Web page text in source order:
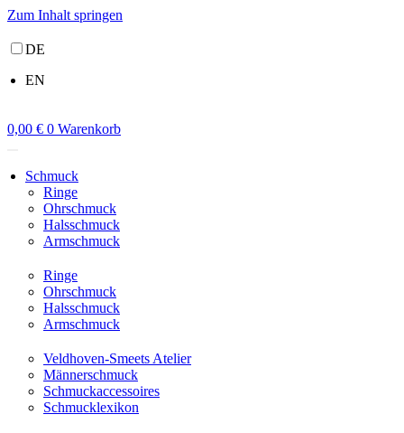
Zum Inhalt springen
DE
EN
0,00 € 0 Warenkorb
Schmuck
Ringe
Ohrschmuck
Halsschmuck
Armschmuck
Ringe
Ohrschmuck
Halsschmuck
Armschmuck
Veldhoven-Smeets Atelier
Männerschmuck
Schmuckaccessoires
Schmucklexikon